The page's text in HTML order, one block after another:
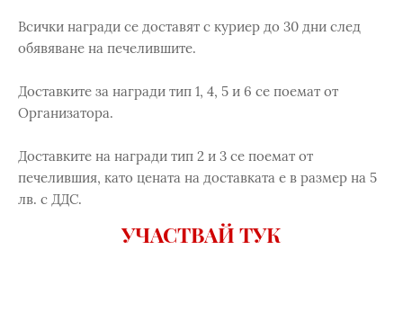
Всички награди се доставят с куриер до 30 дни след
обявяване на печелившите.
Доставките за награди тип 1, 4, 5 и 6 се поемат от
Организатора.
Доставките на награди тип 2 и 3 се поемат от
печелившия, като цената на доставката е в размер на 5
лв. с ДДС.
УЧАСТВАЙ ТУК